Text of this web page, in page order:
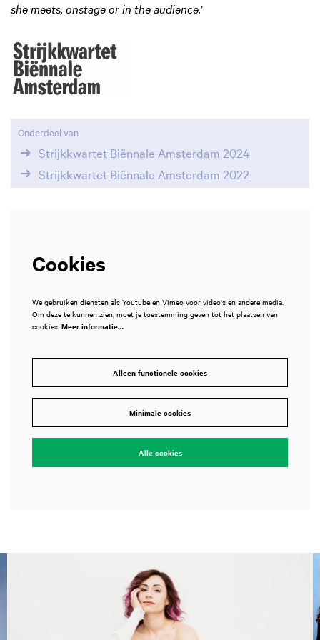
she meets, onstage or in the audience.’
Onderdeel van
Strijkkwartet Biënnale Amsterdam 2024
Strijkkwartet Biënnale Amsterdam 2022
Cookies
We gebruiken diensten als Youtube en Vimeo voor video's en andere media.
Om deze te kunnen zien, moet je toestemming geven tot het plaatsen van
cookies. Meer informatie…
Alleen functionele cookies
Minimale cookies
Alle cookies